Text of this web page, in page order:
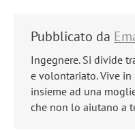
Pubblicato da
Ingegnere. Si divide
e volontariato. Vive
insieme ad una
che non lo aiutano a